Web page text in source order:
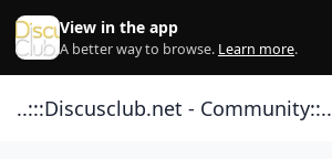
Vai al contenuto
View in the app
A better way to browse. Learn more.
..:::Discusclub.net - Community::..